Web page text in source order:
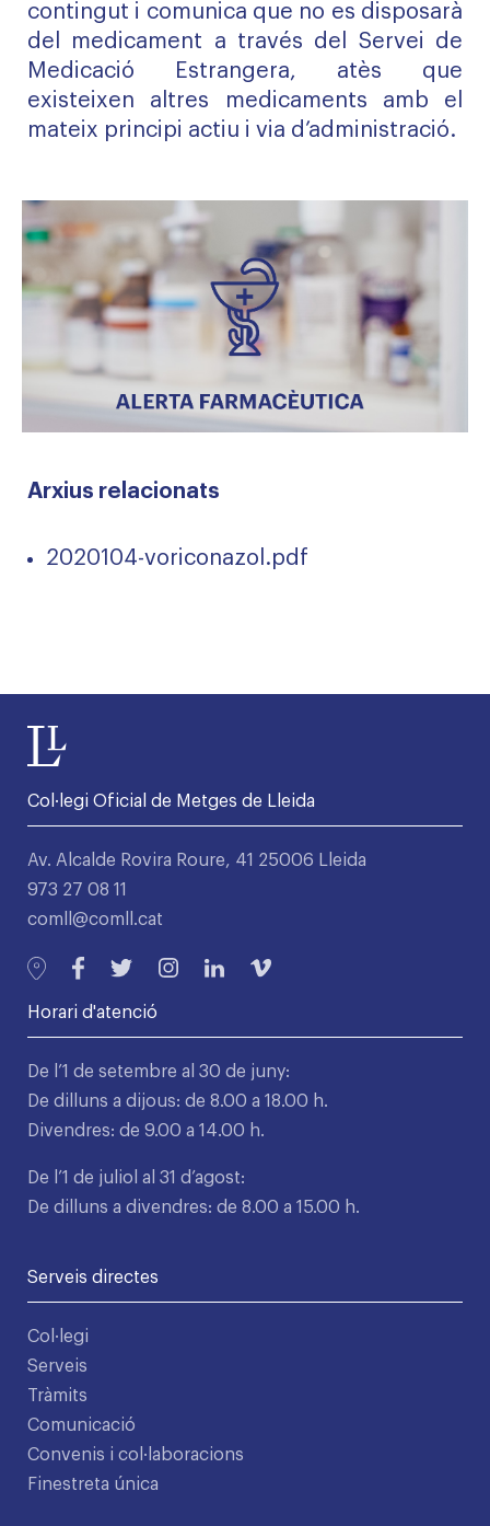
Arxius relacionats
2020104-voriconazol.pdf
contingut i comunica que no es disposarà
del medicament a través del Servei de
Medicació Estrangera, atès que
existeixen altres medicaments amb el
mateix principi actiu i via d’administració.
Col·legi Oficial de Metges de Lleida
Av. Alcalde Rovira Roure, 41 25006 Lleida
973 27 08 11
comll@comll.cat
Horari d'atenció
De l’1 de setembre al 30 de juny:
De dilluns a dijous: de 8.00 a 18.00 h.
Divendres: de 9.00 a 14.00 h.
De l’1 de juliol al 31 d’agost:
De dilluns a divendres: de 8.00 a 15.00 h.
Serveis directes
Col·legi
Serveis
Tràmits
Comunicació
Convenis i col·laboracions
Finestreta única